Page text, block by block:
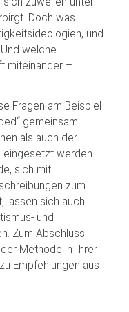
Doch was
und
welche
miteinander –
Fragen am Beispiel
gemeinsam
als auch der
eingesetzt werden
sich mit
zum
lassen sich auch
und
Zum Abschluss
Methode in Ihrer
Empfehlungen aus